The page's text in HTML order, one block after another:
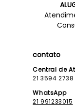
contato
Central de
21 3594 2738
WhatsApp
21 991233015